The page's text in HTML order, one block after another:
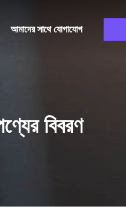
আমাদের সাথে যোগাযোগ
বিবরণ